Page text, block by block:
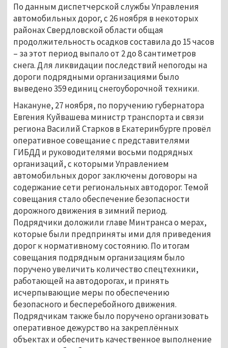
По данным диспетчерской службы Управления
автомобильных дорог, с 26 ноября в некоторых
районах Свердловской области общая
продолжительность осадков составила до 15 часов
– за этот период выпало от 2 до 8 сантиметров
снега. Для ликвидации последствий непогоды на
дороги подрядными организациями было
выведено 359 единиц снегоуборочной техники.
Накануне, 27 ноября, по поручению губернатора
Евгения Куйвашева министр транспорта и связи
региона Василий Старков в Екатеринбурге провёл
оперативное совещание с представителями
ГИБДД и руководителями восьми подрядных
организаций, с которыми Управлением
автомобильных дорог заключены договоры на
содержание сети региональных автодорог. Темой
совещания стало обеспечение безопасности
дорожного движения в зимний период.
Подрядчики доложили главе Минтранса о мерах,
которые были предприняты ими для приведения
дорог к нормативному состоянию. По итогам
совещания подрядным организациям было
поручено увеличить количество спецтехники,
работающей на автодорогах, и принять
исчерпывающие меры по обеспечению
безопасного и бесперебойного движения.
Подрядчикам также было поручено организовать
оперативное дежурство на закреплённых
объектах и обеспечить качественное выполнение